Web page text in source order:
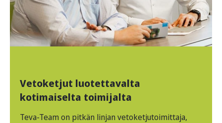
Vetoketjut luotettavalta
kotimaiselta toimijalta
Teva-Team on pitkän linjan vetoketjutoimittaja,